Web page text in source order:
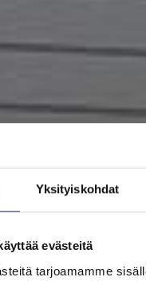
Yksityiskohdat
evästeitä
tarjoamamme